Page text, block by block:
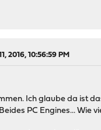
2016, 10:56:59 PM
Ich glaube da ist
PC Engines... Wie